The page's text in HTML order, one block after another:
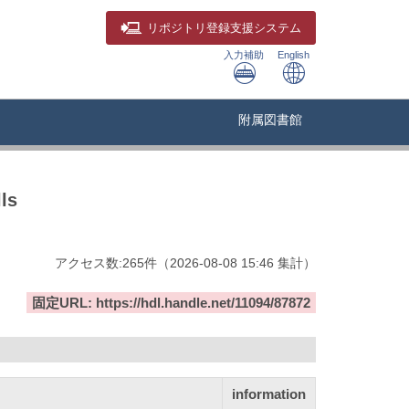
リポジトリ 登録支援システム
入力補助 English
附属図書館
アクセス数:265件 （2026-08-08 15:46 集計）
固定URL: https://hdl.handle.net/11094/87872
information